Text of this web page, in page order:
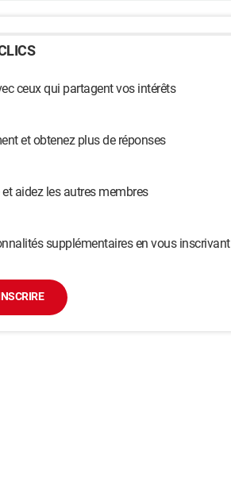
ceux qui partagent vos intérêts
et obtenez plus de réponses
aidez les autres membres
supplémentaires en vous inscrivant